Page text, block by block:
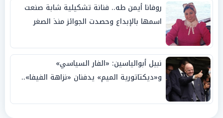
روفانا أيمن طه.. فنانة تشكيلية شابة صنعت
اسمها بالإبداع وحصدت الجوائز منذ الصغر
نبيل أبوالياسين: «الفار السياسي»
و«ديكتاتورية الميم» يدفنان «نزاهة الفيفا»..